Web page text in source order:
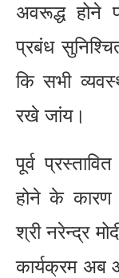
अवरूद्ध होने
प्रबंध
कि सभी
रखे जांय।
पूर्व
होने के कारण
श्री नरेन्द्र
कार्यक्रम अब